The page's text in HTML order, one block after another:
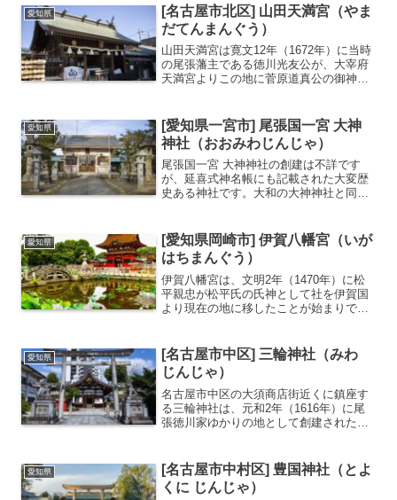
愛知県
[名古屋市北区] 山田天満宮（やま
だてんまんぐう）
山田天満宮は寛文12年（1672年）に当時
の尾張藩主である徳川光友公が、大宰府
天満宮よりこの地に菅原道真公の御神霊
あるとされることから多くの受験生が合
格祈願に訪れます。...
愛知県
[愛知県一宮市] 尾張国一宮 大神
神社（おおみわじんじゃ）
尾張国一宮 大神神社の創建は不詳です
が、延喜式神名帳にも記載された大変歴
史ある神社です。大和の大神神社と同じ
神社とともに、尾張国の一宮神社です。
真清田神社とともに尾張...
愛知県
[愛知県岡崎市] 伊賀八幡宮（いが
はちまんぐう）
伊賀八幡宮は、文明2年（1470年）に松
平親忠が松平氏の氏神として社を伊賀国
より現在の地に移したことが始まりで
蓮の花が池一面に咲き誇ります。本殿・
隨神門・神橋など境内...
愛知県
[名古屋市中区] 三輪神社（みわ
じんじゃ）
名古屋市中区の大須商店街近くに鎮座す
る三輪神社は、元和2年（1616年）に尾
張徳川家ゆかりの地として創建された歴
り、境内には全国的にも珍しい、三つの
鳥居が組み合わさった...
愛知県
[名古屋市中村区] 豊国神社（とよ
くに じんじゃ）